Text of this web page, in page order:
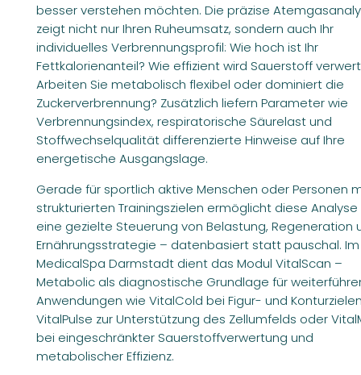
besser verstehen möchten. Die präzise
zeigt nicht nur Ihren Ruheumsatz, sondern auch Ihr
individuelles Verbrennungsprofil: Wie hoch ist Ihr
Fettkalorienanteil? Wie effizient wird Sauerstoff
Arbeiten Sie metabolisch flexibel oder dominiert die
Zuckerverbrennung? Zusätzlich liefern Parameter wie
Verbrennungsindex, respiratorische Säurelast und
Stoffwechselqualität differenzierte Hinweise auf Ihre
energetische Ausgangslage.
Gerade für sportlich aktive Menschen oder Personen
strukturierten Trainingszielen ermöglicht diese Analyse
eine gezielte Steuerung von Belastung, Regeneration
Ernährungsstrategie – datenbasiert statt pauschal. Im
MedicalSpa Darmstadt dient das Modul VitalScan –
Metabolic als diagnostische Grundlage für
Anwendungen wie VitalCold bei Figur- und
VitalPulse zur Unterstützung des Zellumfelds oder
bei eingeschränkter Sauerstoffverwertung und
metabolischer Effizienz.